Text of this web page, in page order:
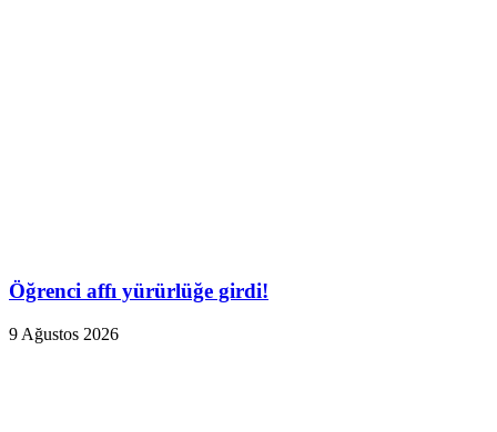
Öğrenci affı yürürlüğe girdi!
9 Ağustos 2026